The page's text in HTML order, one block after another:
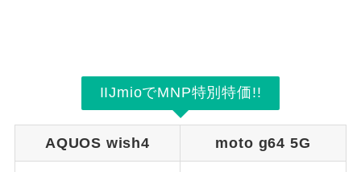
IIJmioでMNP特別特価!!
AQUOS wish4 moto g64 5G